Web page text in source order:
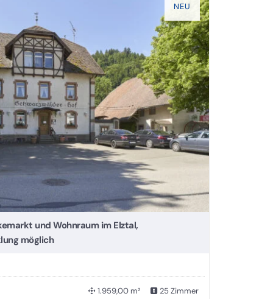
NEU
und Wohnraum im Elztal,
möglich
1.959,00 m² 25 Zimmer